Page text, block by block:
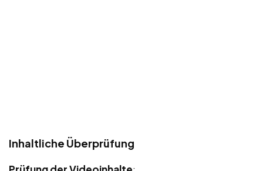
Inhaltliche Überprüfung